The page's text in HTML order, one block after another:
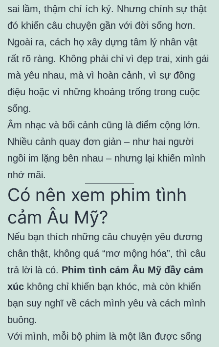
sai lầm, thậm chí ích kỷ. Nhưng chính sự thật
đó khiến câu chuyện gần với đời sống hơn.
Ngoài ra, cách họ xây dựng tâm lý nhân vật
rất rõ ràng. Không phải chỉ vì đẹp trai, xinh gái
mà yêu nhau, mà vì hoàn cảnh, vì sự đồng
điệu hoặc vì những khoảng trống trong cuộc
sống.
Âm nhạc và bối cảnh cũng là điểm cộng lớn.
Nhiều cảnh quay đơn giản – như hai người
ngồi im lặng bên nhau – nhưng lại khiến mình
nhớ mãi.
Có nên xem phim tình
cảm Âu Mỹ?
Nếu bạn thích những câu chuyện yêu đương
chân thật, không quá “mơ mộng hóa”, thì câu
trả lời là có. Phim tình cảm Âu Mỹ đầy cảm
xúc không chỉ khiến bạn khóc, mà còn khiến
bạn suy nghĩ về cách mình yêu và cách mình
buông.
Với mình, mỗi bộ phim là một lần được sống